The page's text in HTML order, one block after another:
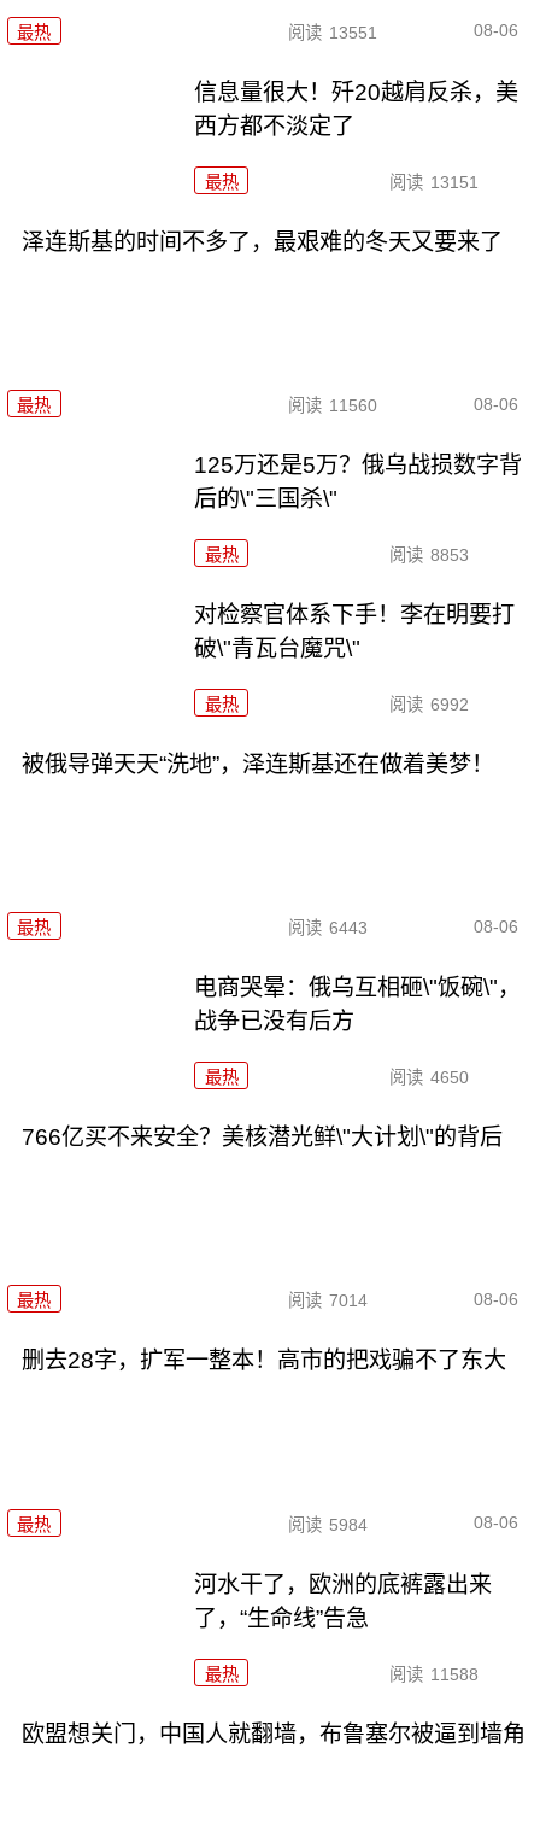
最热 阅读 13551 08-06
信息量很大！歼20越肩反杀，美
西方都不淡定了
最热 阅读 13151
泽连斯基的时间不多了，最艰难的冬天又要来了
最热 阅读 11560 08-06
125万还是5万？俄乌战损数字背
后的\"三国杀\"
最热 阅读 8853
对检察官体系下手！李在明要打
破\"青瓦台魔咒\"
最热 阅读 6992
被俄导弹天天“洗地”，泽连斯基还在做着美梦！
最热 阅读 6443 08-06
电商哭晕：俄乌互相砸\"饭碗\"，
战争已没有后方
最热 阅读 4650
766亿买不来安全？美核潜光鲜\"大计划\"的背后
最热 阅读 7014 08-06
删去28字，扩军一整本！高市的把戏骗不了东大
最热 阅读 5984 08-06
河水干了，欧洲的底裤露出来
了，“生命线”告急
最热 阅读 11588
欧盟想关门，中国人就翻墙，布鲁塞尔被逼到墙角